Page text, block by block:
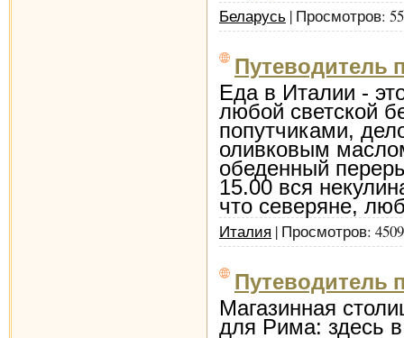
Беларусь | Просмотров:
Путеводитель
Еда в Италии -
любой светской
попутчиками,
оливковым
обеденный
15.00 вся
что северяне,
Италия | Просмотров:
Путеводитель
Магазинная
для Рима: здесь